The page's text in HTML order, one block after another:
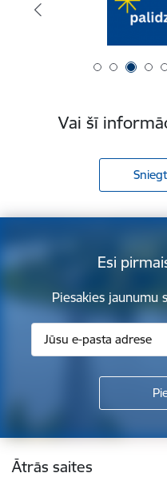
Vai šī
Esi
Piesakies jaunumu
Kājene
Ātrās saites